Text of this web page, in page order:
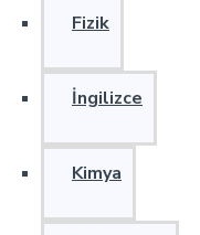
Fizik
İngilizce
Kimya